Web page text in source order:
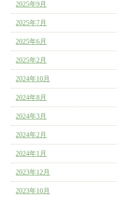
2025年9月
2025年7月
2025年6月
2025年2月
2024年10月
2024年8月
2024年3月
2024年2月
2024年1月
2023年12月
2023年10月